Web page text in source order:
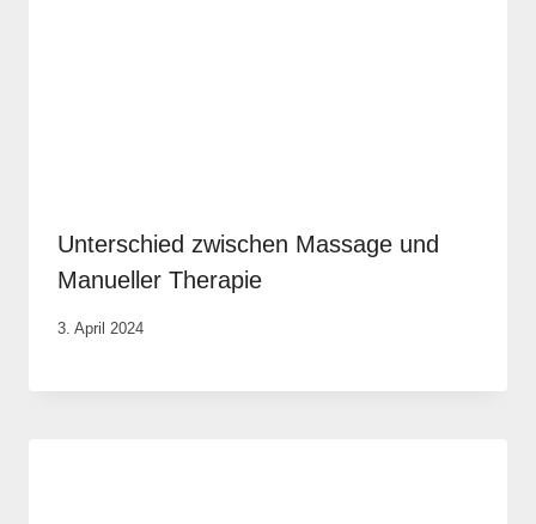
Unterschied zwischen Massage und
Manueller Therapie
Von
Portwich
3. April 2024